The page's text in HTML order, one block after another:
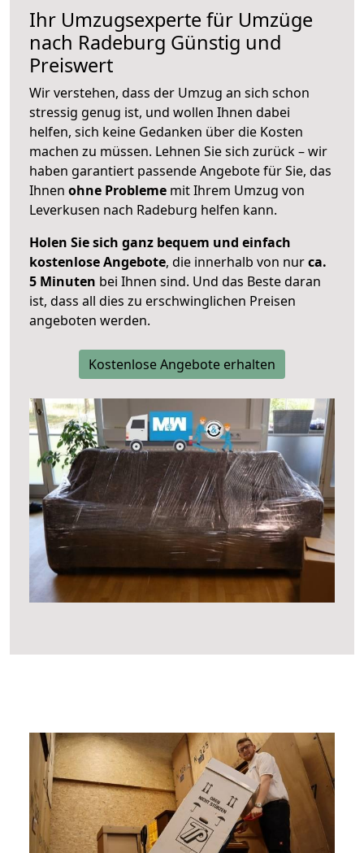
Ihr Umzugsexperte für Umzüge
nach Radeburg Günstig und
Preiswert
Wir verstehen, dass der Umzug an sich schon
stressig genug ist, und wollen Ihnen dabei
helfen, sich keine Gedanken über die Kosten
machen zu müssen. Lehnen Sie sich zurück – wir
haben garantiert passende Angebote für Sie, das
Ihnen ohne Probleme mit Ihrem Umzug von
Leverkusen nach Radeburg helfen kann.
Holen Sie sich ganz bequem und einfach
kostenlose Angebote, die innerhalb von nurca.
5 Minuten bei Ihnen sind. Und das Beste daran
ist, dass all dies zu erschwinglichen Preisen
angeboten werden.
Kostenlose Angebote erhalten